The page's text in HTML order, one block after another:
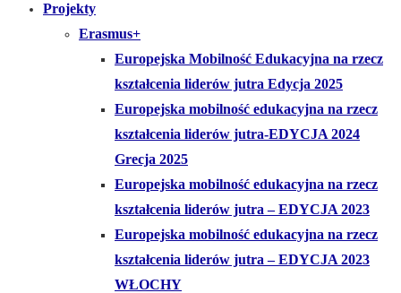
Projekty
Erasmus+
Europejska Mobilność Edukacyjna na rzecz
kształcenia liderów jutra Edycja 2025
Europejska mobilność edukacyjna na rzecz
kształcenia liderów jutra-EDYCJA 2024
Grecja 2025
Europejska mobilność edukacyjna na rzecz
kształcenia liderów jutra – EDYCJA 2023
Europejska mobilność edukacyjna na rzecz
kształcenia liderów jutra – EDYCJA 2023
WŁOCHY